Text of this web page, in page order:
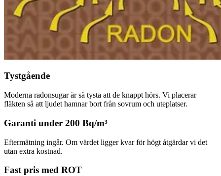
Tystgående
Moderna radonsugar är så tysta att de knappt hörs. Vi placerar
fläkten så att ljudet hamnar bort från sovrum och uteplatser.
Garanti under 200 Bq/m³
Eftermätning ingår. Om värdet ligger kvar för högt åtgärdar vi det
utan extra kostnad.
Fast pris med ROT